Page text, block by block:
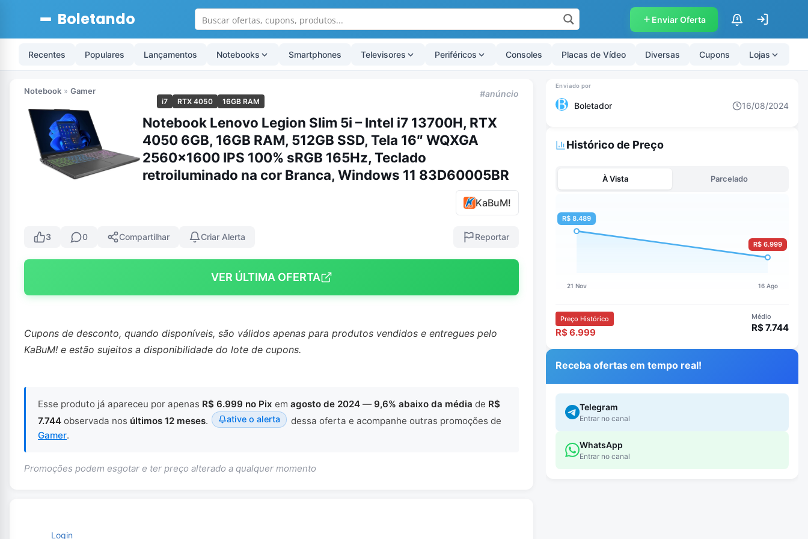
Boletando Enviar Oferta $
Recentes Populares Lançamentos Notebooks Smartphones Televisores Periféricos Consoles Placas de Vídeo Diversas Cupons Lojas
Notebook » Gamer
i7 RTX 4050 16GB RAM
#anúncio
Notebook Lenovo Legion Slim 5i – Intel i7 13700H, RTX
4050 6GB, 16GB RAM, 512GB SSD, Tela 16″ WQXGA
2560×1600 IPS 100% sRGB 165Hz, Teclado
retroiluminado na cor Branca, Windows 11 83D60005BR
KaBuM!
3 0 Compartilhar Criar Alerta Reportar
VER ÚLTIMA OFERTA
Cupons de desconto, quando disponíveis, são válidos apenas para produtos vendidos e entregues pelo
KaBuM! e estão sujeitos a disponibilidade do lote de cupons.
Esse produto já apareceu por apenas R$ 6.999 no Pix em agosto de 2024 —9,6% abaixo da média de R$
7.744 observada nos últimos 12 meses. ative o alerta
dessa oferta e acompanhe outras promoções de
Gamer.
Promoções podem esgotar e ter preço alterado a qualquer momento
Login
Boletador 16/08/2024
Histórico de Preço
À Vista Parcelado
Preço Histórico
R$ 6.999
Médio
R$ 7.744
Receba ofertas em tempo real!
Telegram
Entrar no canal
WhatsApp
Entrar no canal